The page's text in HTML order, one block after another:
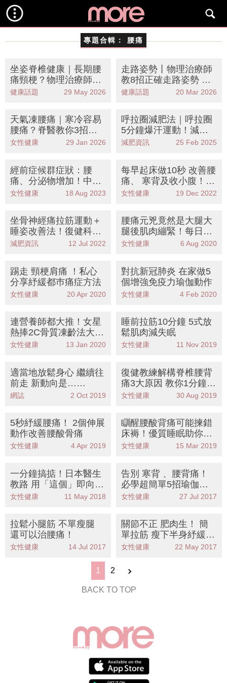
專題合輯： 腰痛
坐姿脊椎健康｜長期腰
痛頸梗？物理治療師教
8招改善坐姿＋Schroth
健康話題 29 May 2026
走路姿勢丨物理治療師
教8招正確走路姿勢 告
別腰痛/膝痛/改善駝背
健康話題 20 Mar 2026
天氣凍腰痛｜寒冷容易
腰痛？脊醫教你3招預
防護痛心得、保暖是關
女性健康 29 Jan 2026
呼拉圈減肥法｜呼拉圈
5分鐘爆汗運動！減肥
腩/正骨盆/緩腰痛 1個月
減肥資訊 25 Feb 2025
經前症候群症狀：腰
痛、分泌物增加！中西
醫教你11招改善谷M
女性健康 18 Aug 2023
每早起床做10秒 改善腰
痛、 寒背及收小腹！ 5
大簡單伸展動作
女性健康 19 Dec 2022
坐骨神經痛拉筋運動＋
睡姿改善法！復健科醫
師：2招自我測試髖關
減肥資訊 12 Jul 2022
腰痛元兇竟然是大腿大
腿後肌肉繃緊！每日2
組10秒站立彎腰拉筋運
女性健康 6 Aug 2020
踢走 頸梗肩痛 ！私心
分享紓緩都巿痛症方法
女性健康 20 Apr 2020
對抗新冠肺炎 在家做5
個增強免疫力瑜伽動作
女性健康 4 Feb 2020
連營養師都大推！女星
熱捧2C骨質凍齡法大公
開
女性健康 13 Jan 2020
睡前拉筋10分鐘 5式放
鬆肌肉減失眠
女性健康 11 Nov 2019
適當地放鬆身心 繼續往
前走 新動向是……
網誌 2 Oct 2019
復健教練解構脊椎腰背
痛3大原因 教你1分鐘跪
坐法糾正坐姿 3個動作
女性健康 30 Aug 2019
5秒紓緩腰痛！ 2個伸展
動作改善腰酸骨痛
女性健康 4 Apr 2019
瞓醒腰酸背痛可能揀錯
床褥！優質睡眠助你身
心 Recover
女性健康 15 Mar 2019
一分鐘搞掂！日本醫生
教路 用「這個」即向肩
頸腰痛 say goodbye！
女性健康 11 May 2018
告別 寒背 、腰背痛！
必學超簡單5招瑜伽不
再「 寒背 」
女性健康 27 Jul 2017
拉鬆小腿筋 不單瘦腿
還可以治腰痛！
女性健康 14 Jul 2017
關節不正 肥肉生！ 簡
單拉筋 瘦下半身紓緩腰
痛
女性健康 22 May 2017
1 2
BACK TO TOP